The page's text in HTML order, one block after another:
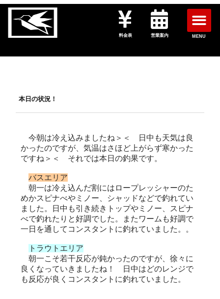
料金表 営業案内 MENU
本日の状況！
今朝は冷え込みましたね＞＜ 日中も天気は良
かったのですが、気温はさほど上がらず寒かった
ですね＞＜ それでは本日の釣果です。
バスエリア
朝一は冷え込んだ割にはロープレッシャーのた
めかスピナべやミノー、シャッドなどで釣れてい
ました。日中も引き続きトップやミノー、スピナ
べで釣れたりと好調でした。またワームも好調で
一日を通してコンスタントに釣れていました。。
トラウトエリア
朝一こそ若干反応が鈍かったのですが、徐々に
良くなっていきましたね！ 日中はどのレンジで
も反応が良くコンスタントに釣れていました。